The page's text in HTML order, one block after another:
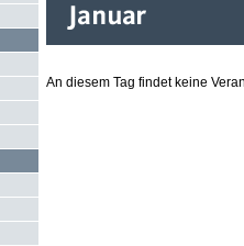
An diesem Tag findet keine